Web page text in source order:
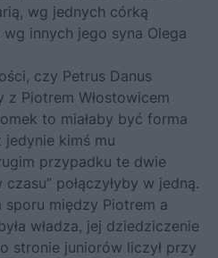
wg jednych córką
wg innych jego syna Olega
czy Petrus Danus
z Piotrem Włostowicem
to miałaby być forma
kimś mu
przypadku te dwie
połączyłyby w jedną.
sporu między Piotrem a
władza, jej dziedziczenie
stronie juniorów liczył przy